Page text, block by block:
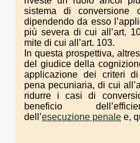
sistema di conversione
dipendendo da esso
più severa di cui all’art.
mite di cui all’art. 103.
In questa prospettiva,
del giudice della
applicazione dei criteri
pena pecuniaria, di cui
ridurre i casi di
beneficio
dell’esecuzione penale e,